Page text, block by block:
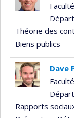
Théorie des
Biens publics
Dave
Rapports